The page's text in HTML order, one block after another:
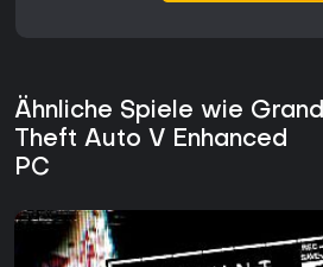
Ähnliche Spiele wie Grand
Theft Auto V Enhanced
PC